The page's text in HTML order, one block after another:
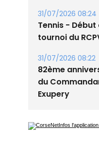
31/07/2026 08:24
Tennis -
tournoi du
31/07/2026 08:22
82ème
du
Exupery